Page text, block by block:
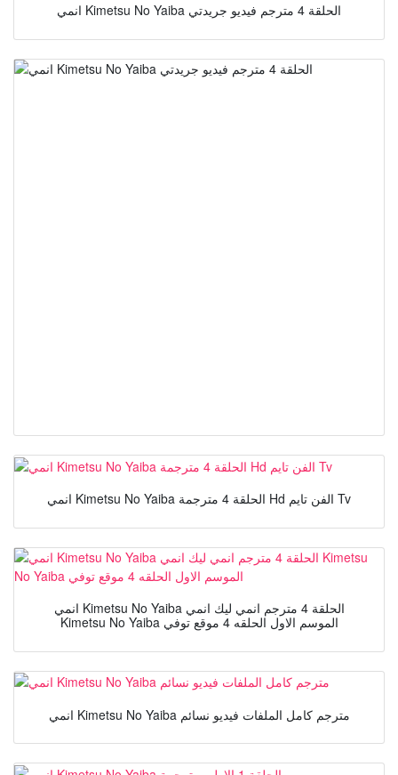
انمي Kimetsu No Yaiba الحلقة 4 مترجم فيديو جريدتي
انمي Kimetsu No Yaiba الحلقة 4 مترجمة Hd الفن تايم Tv
انمي Kimetsu No Yaiba الحلقة 4 مترجم انمي ليك انمي
Kimetsu No Yaiba الموسم الاول الحلقه 4 موقع توفي
انمي Kimetsu No Yaiba مترجم كامل الملفات فيديو نسائم